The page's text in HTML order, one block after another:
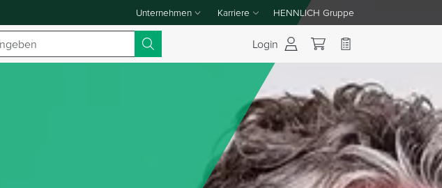
Unternehmen
Dropdown-Menü Unternehmen umschalten
Karriere
Dropdown-Menü Karriere umschalten
HENNLICH Gruppe
Login